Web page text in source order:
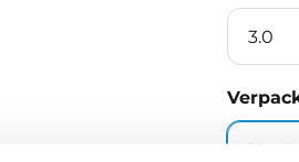
3.0
10 -